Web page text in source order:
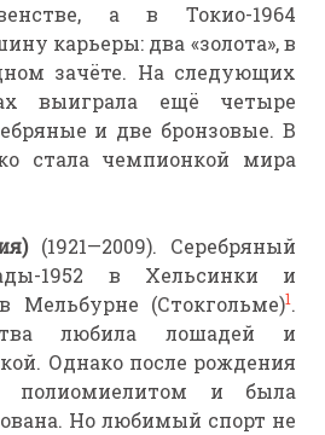
а в Токио-1964
карьеры: два «золота», в
зачёте. На следующих
выиграла ещё четыре
и две бронзовые. В
стала чемпионкой мира
(1921—2009). Серебряный
1952 в Хельсинки и
Мельбурне (Стокгольме)1.
любила лошадей и
Однако после рождения
полиомиелитом и была
Но любимый спорт не